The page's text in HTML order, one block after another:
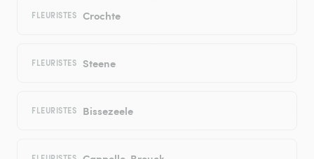
FLEURISTES Crochte
FLEURISTES Steene
FLEURISTES Bissezeele